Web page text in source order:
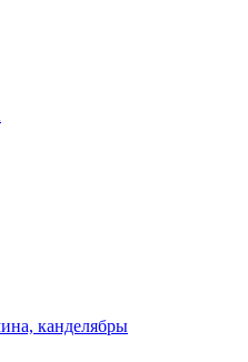
канделябры